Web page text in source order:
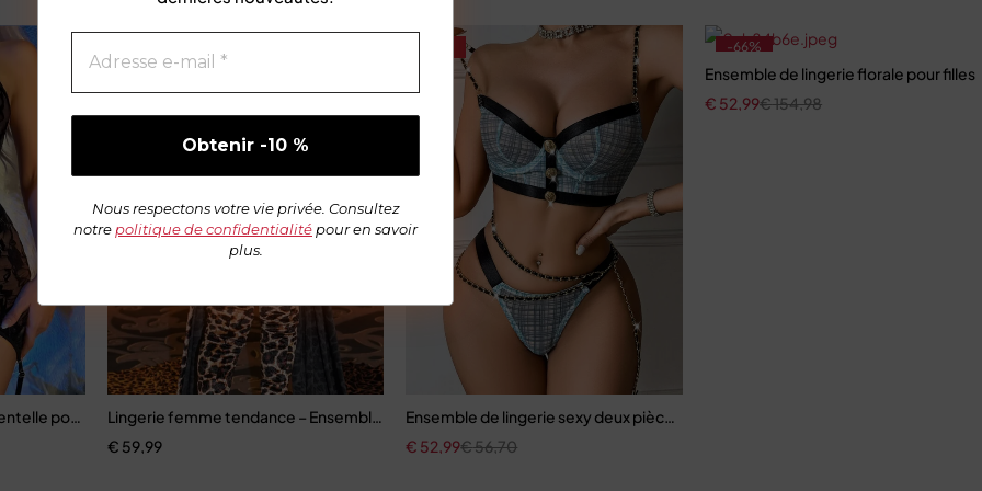
Nous respectons votre vie privée. Consultez
notre politique de confidentialité pour en savoir
plus.
pour femme, sous-vêtements transparents en maille chaude
Lingerie femme tendance – Ensemble complet léopard en maille ajourée
€ 59,99
Ensemble de lingerie sexy deux pièces chaîne artisanale en métal pour femme
€56,70
€ 52,99
-66%
Ensemble de lingerie florale pour filles
€154,98
€ 52,99